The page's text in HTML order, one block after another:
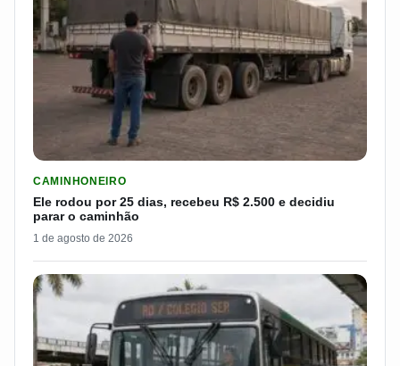
CAMINHONEIRO
Ele rodou por 25 dias, recebeu R$ 2.500 e decidiu
parar o caminhão
1 de agosto de 2026